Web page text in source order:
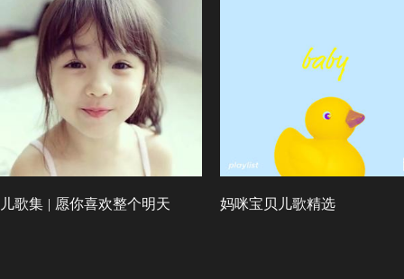
儿歌集 | 愿你喜欢整个明天 妈咪宝贝儿歌精选